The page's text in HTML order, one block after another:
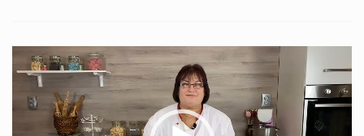
Video
přehrávač